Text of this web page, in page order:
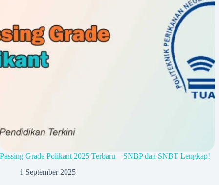
Passing Grade Polikant 2025 Terbaru – SNBP dan SNBT Lengkap!
1 September 2025